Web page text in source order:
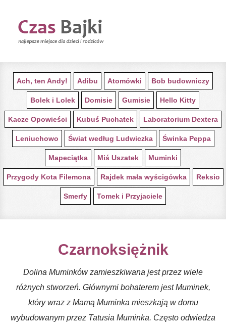
STRONA GŁÓWNA Z BAJKAMI
Ach, ten Andy! Adibu Atomówki Bob budowniczy
Bolek i Lolek Domisie Gumisie Hello Kitty
Kacze Opowieści Kubuś Puchatek Laboratorium Dextera
Leniuchowo Świat według Ludwiczka Świnka Peppa
Mapeciątka Miś Uszatek Muminki
Przygody Kota Filemona Rajdek mała wyścigówka Reksio
Smerfy Tomek i Przyjaciele
Czarnoksiężnik
Dolina Muminków zamieszkiwana jest przez wiele
różnych stworzeń. Głównymi bohaterem jest Muminek,
który wraz z Mamą Muminka mieszkają w domu
wybudowanym przez Tatusia Muminka. Często odwiedza